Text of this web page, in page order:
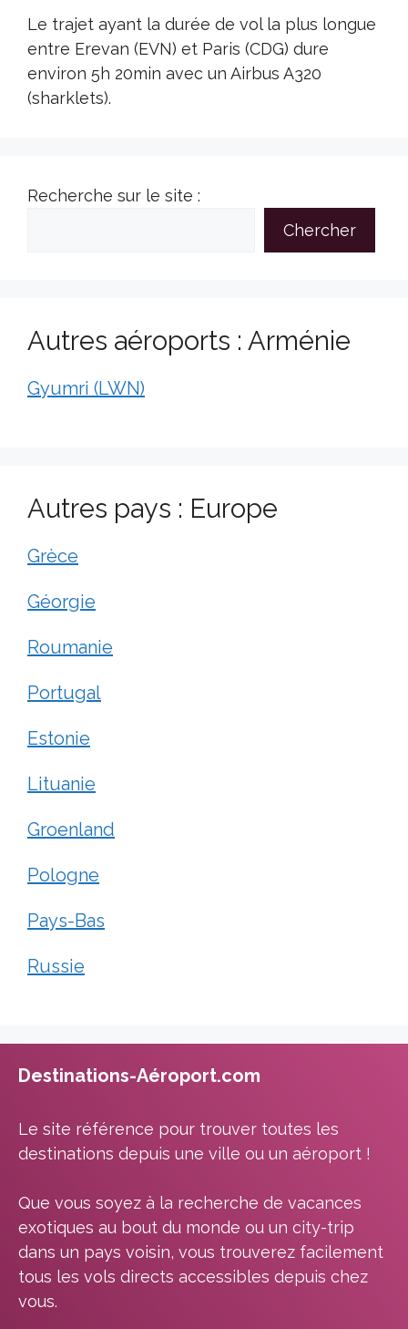
Le trajet ayant la durée de vol la plus longue
entre Erevan (EVN) et Paris (CDG) dure
environ 5h 20min avec un Airbus A320
(sharklets).
Recherche sur le site :
Chercher
Autres aéroports : Arménie
Gyumri (LWN)
Autres pays : Europe
Grèce
Géorgie
Roumanie
Portugal
Estonie
Lituanie
Groenland
Pologne
Pays-Bas
Russie
Destinations-Aéroport.com
Le site référence pour trouver toutes les
destinations depuis une ville ou un aéroport !
Que vous soyez à la recherche de vacances
exotiques au bout du monde ou un city-trip
dans un pays voisin, vous trouverez facilement
tous les vols directs accessibles depuis chez
vous.